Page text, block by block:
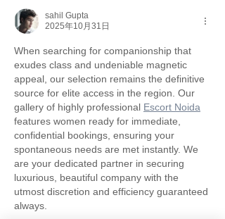
sahil Gupta
2025年10月31日
When searching for companionship that
exudes class and undeniable magnetic
appeal, our selection remains the definitive
source for elite access in the region. Our
gallery of highly professional Escort Noida
features women ready for immediate,
confidential bookings, ensuring your
spontaneous needs are met instantly. We
are your dedicated partner in securing
luxurious, beautiful company with the
utmost discretion and efficiency guaranteed
always.